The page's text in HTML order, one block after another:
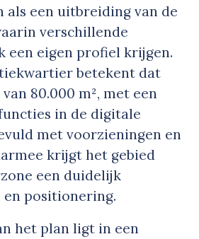
als een uitbreiding van de
verschillende
een eigen profiel krijgen.
betekent dat
80.000 m², met een
in de digitale
met voorzieningen en
krijgt het gebied
een duidelijk
en positionering.
het plan ligt in een